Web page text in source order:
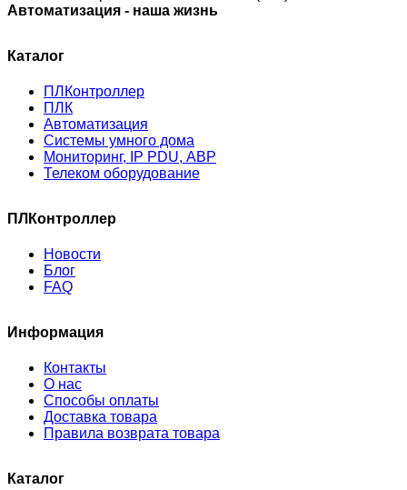
Автоматизация - наша жизнь
Каталог
ПЛКонтроллер
ПЛК
Автоматизация
Системы умного дома
Мониторинг, IP PDU, АВР
Телеком оборудование
ПЛКонтроллер
Новости
Блог
FAQ
Информация
Контакты
О нас
Способы оплаты
Доставка товара
Правила возврата товара
Каталог